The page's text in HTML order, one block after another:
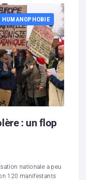
HUMANOPHOBIE
: un flop
nationale a peu
120 manifestants